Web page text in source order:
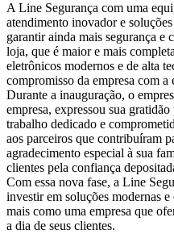
A Line Segurança com uma
atendimento inovador e
garantir ainda mais segurança e
loja, que é maior e mais
eletrônicos modernos e de alta
compromisso da empresa com a
Durante a inauguração, o
empresa, expressou sua
trabalho dedicado e
aos parceiros que contribuíram
agradecimento especial à sua
clientes pela confiança
Com essa nova fase, a Line
investir em soluções modernas
mais como uma empresa que
a dia de seus clientes.